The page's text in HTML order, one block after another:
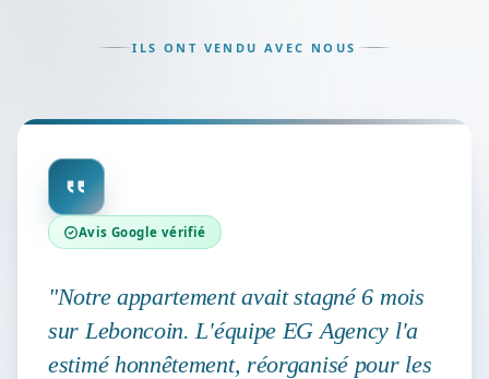
ILS ONT VENDU AVEC NOUS
Avis Google vérifié
"Notre appartement avait stagné 6 mois
sur Leboncoin. L'équipe EG Agency l'a
estimé honnêtement, réorganisé pour les